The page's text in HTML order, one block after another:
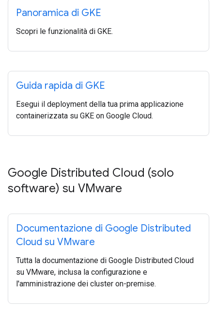
Panoramica di GKE
Scopri le funzionalità di GKE.
Guida rapida di GKE
Esegui il deployment della tua prima applicazione
containerizzata su GKE on Google Cloud.
Google Distributed Cloud (solo
software) su VMware
Documentazione di Google Distributed
Cloud su VMware
Tutta la documentazione di Google Distributed Cloud
su VMware, inclusa la configurazione e
l'amministrazione dei cluster on-premise.